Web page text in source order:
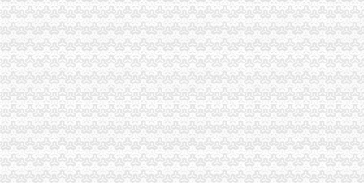
渝中区化龙桥地税所电话,渝中区化龙桥地税所电话多少_图吧电话查询
重庆市渝中区化龙桥小学校怎么样|重庆市渝中区化龙桥小学校地址,
渝中区化龙桥地块_重庆渝中土地招拍挂-房天下土地网
渝中区免费wifi区域扩展至化龙桥大坪_重庆频道_凤凰网
重庆市渝中区化龙桥小学校简介|重庆市渝中区化龙桥小学校地址,概
关于渝中区化龙桥车站增设垃圾桶的建议_重庆市公开信箱
（出件）重庆渝中区化龙桥片区B9/03地块项目工程办事结果-重庆市
重庆市渝中区化龙桥小学伙食团-吴虹-拉销网-拉销
渝中区化龙桥电玩城办理过消防验收_中国贸易网
【2图】渝中区化龙桥门面招商,重庆渝中化龙桥商铺出租-重庆赶集网
重庆市渝中区化龙桥运输站-关于我们-拉销网